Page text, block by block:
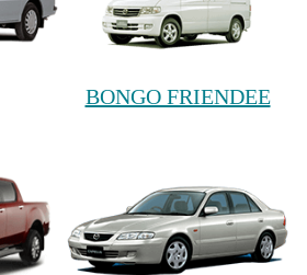
BONGO FRIENDEE